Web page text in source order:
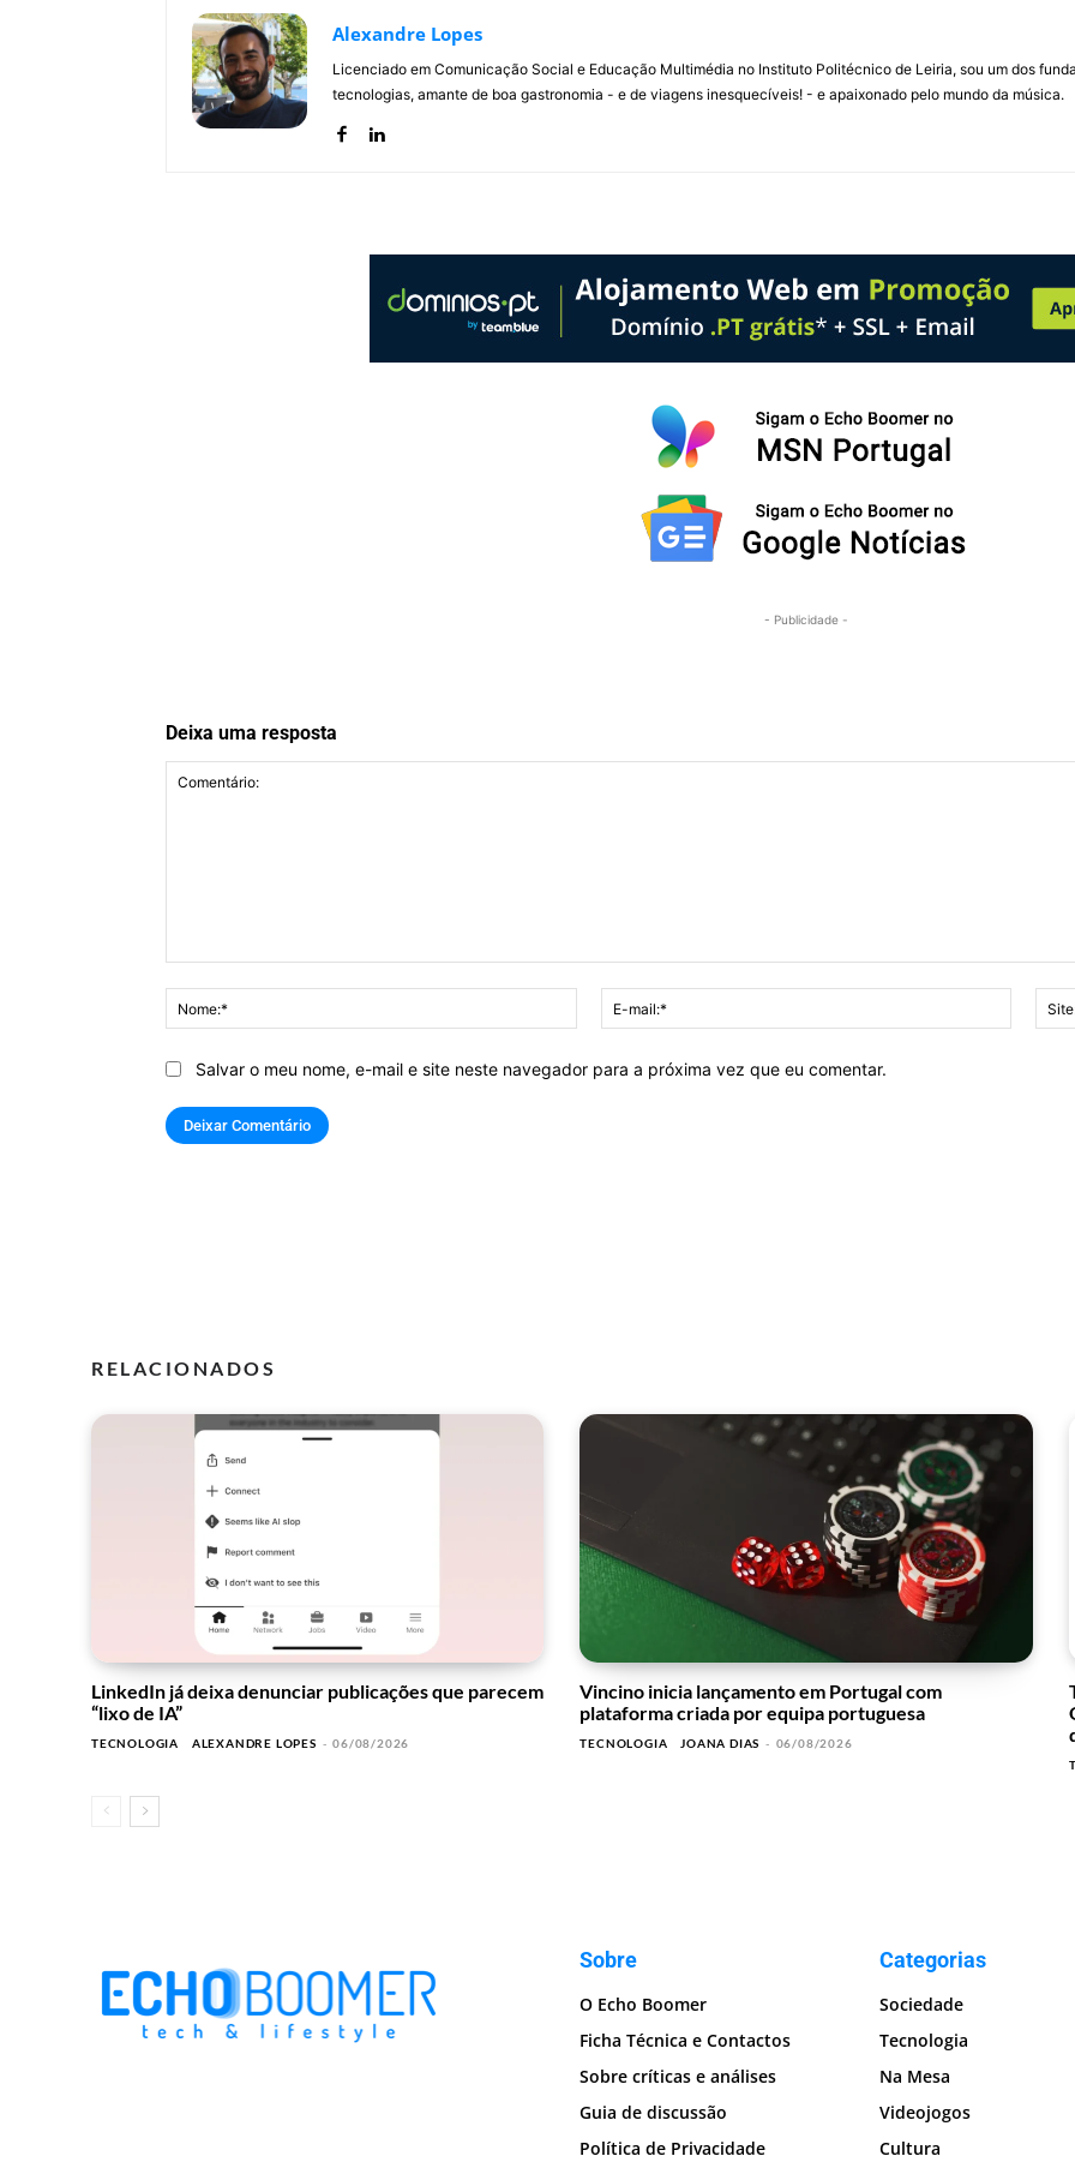
Alexandre Lopes
Licenciado em Comunicação Social e Educação Multimédia no Instituto Politécnico de Leiria, sou um dos
tecnologias, amante de boa gastronomia - e de viagens inesquecíveis! - e apaixonado pelo mundo da música.
- Publicidade -
Deixa uma resposta
Nome:*
mail:*
Salvar o meu nome, e-mail e site neste navegador para a próxima vez que eu comentar.
RELACIONADOS
LinkedIn já deixa denunciar publicações que parecem
“lixo de IA”
TECNOLOGIA ALEXANDRE LOPES - 06/08/2026
Vincino inicia lançamento em Portugal com
plataforma criada por equipa portuguesa
TECNOLOGIA JOANA DIAS - 06/08/2026
Sobre
O Echo Boomer
Ficha Técnica e Contactos
Sobre críticas e análises
Guia de discussão
Política de Privacidade
Categorias
Sociedade
Tecnologia
Na Mesa
Videojogos
Cultura